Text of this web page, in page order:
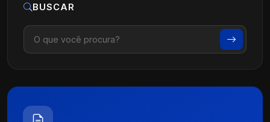
BUSCAR